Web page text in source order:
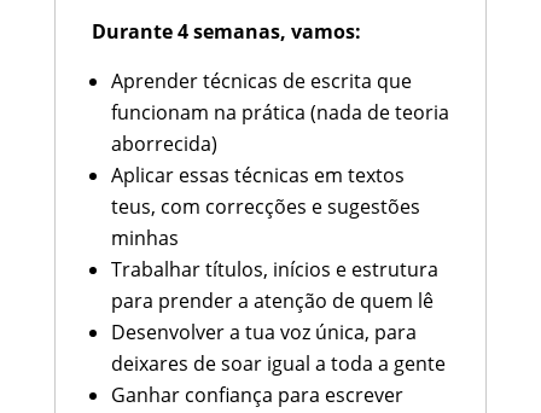
Durante 4 semanas, vamos:
Aprender técnicas de escrita que
funcionam na prática (nada de teoria
aborrecida)
Aplicar essas técnicas em textos
teus, com correcções e sugestões
minhas
Trabalhar títulos, inícios e estrutura
para prender a atenção de quem lê
Desenvolver a tua voz única, para
deixares de soar igual a toda a gente
Ganhar confiança para escrever